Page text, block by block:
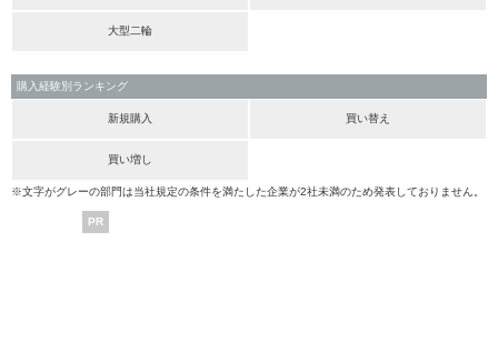
大型二輪
購入経験別ランキング
新規購入 買い替え
買い増し
※文字がグレーの部門は当社規定の条件を満たした企業が2社未満のため発表しておりません。
PR